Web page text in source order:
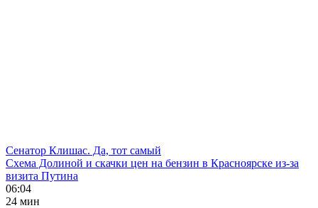
Сенатор Клишас. Да, тот самый
Схема Долиной и скачки цен на бензин в Красноярске из-за
визита Путина
06:04
24 мин